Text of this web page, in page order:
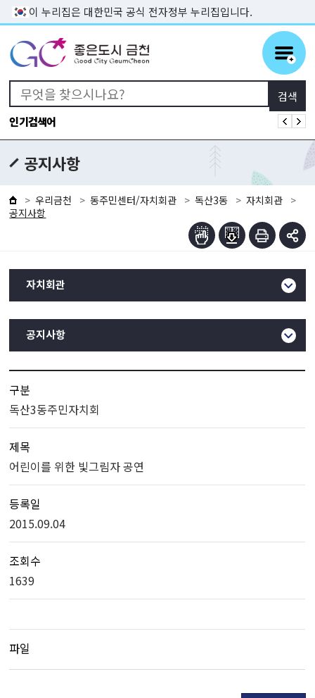
본문 바로가기
이 누리집은 대한민국 공식 전자정부 누리집입니다.
인기검색어
공지사항
우리금천 동주민센터/자치회관 독산3동
자치회관
공지사항
자치회관
공지사항
구분
독산3동주민자치회
제목
어린이를 위한 빛그림자 공연
등록일
2015.09.04
조회수
1639
파일